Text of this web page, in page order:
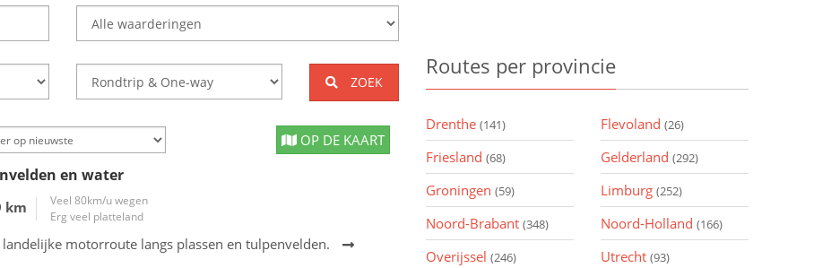
ZOEK
OP DE KAART
en water
km
Veel 80km/u wegen
Erg veel platteland
motorroute langs plassen en tulpenvelden.
Routes per provincie
Drenthe (141) Flevoland (26)
Friesland (68) Gelderland (292)
Groningen (59) Limburg (252)
Noord-Brabant (348) Noord-Holland (166)
Overijssel (246) Utrecht (93)